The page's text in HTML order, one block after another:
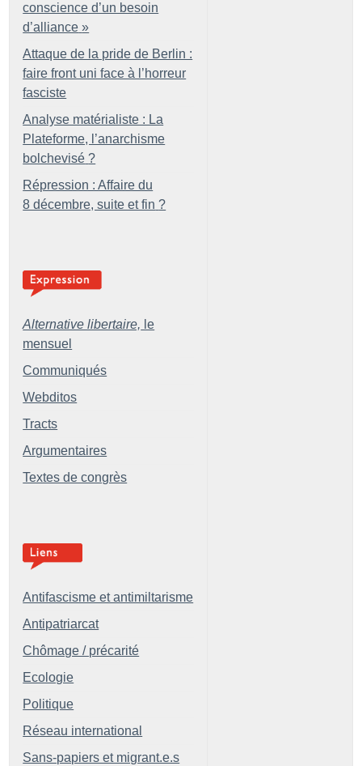
conscience d’un besoin
d’alliance »
Attaque de la pride de Berlin :
faire front uni face à l’horreur
fasciste
Analyse matérialiste : La
Plateforme, l’anarchisme
bolchevisé ?
Répression : Affaire du
8 décembre, suite et fin ?
Alternative libertaire, le
mensuel
Communiqués
Webditos
Tracts
Argumentaires
Textes de congrès
Antifascisme et antimiltarisme
Antipatriarcat
Chômage / précarité
Ecologie
Politique
Réseau international
Sans-papiers et migrant.e.s